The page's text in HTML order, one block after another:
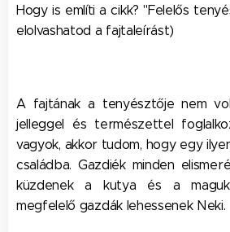
Hogy is említi a cikk? "Felelős
elolvashatod a fajtaleírást)
A fajtának a tenyésztője nem
jelleggel és természettel
vagyok, akkor tudom, hogy egy
családba. Gazdiék minden
küzdenek a kutya és a
megfelelő gazdák lehessenek Neki.